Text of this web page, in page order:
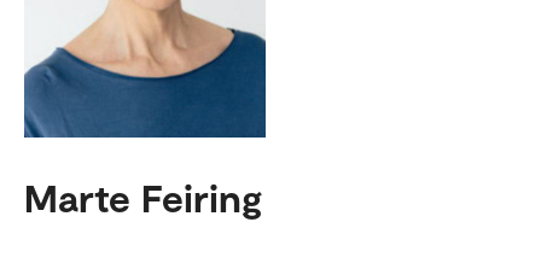
Marte Feiring